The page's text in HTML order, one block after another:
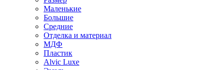
Маленькие
Большие
Средние
Отделка и материал
МДФ
Пластик
Alvic Luxe